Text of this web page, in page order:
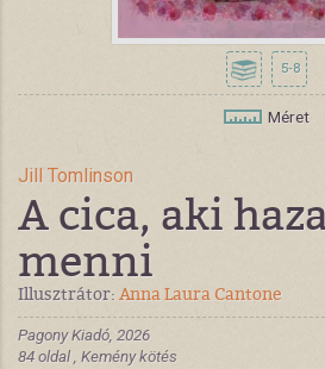
5-8
Méret
Jill Tomlinson
A cica, aki
menni
Illusztrátor: Anna Laura Cantone
Pagony Kiadó, 2026
84 oldal , Kemény kötés